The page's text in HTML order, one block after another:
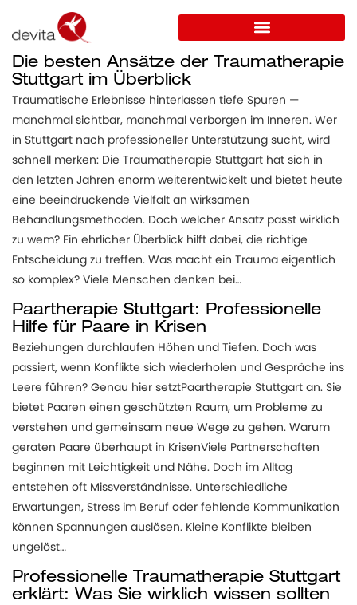
Die besten Ansätze der Traumatherapie
Stuttgart im Überblick
Traumatische Erlebnisse hinterlassen tiefe Spuren —
manchmal sichtbar, manchmal verborgen im Inneren. Wer
in Stuttgart nach professioneller Unterstützung sucht, wird
schnell merken: Die Traumatherapie Stuttgart hat sich in
den letzten Jahren enorm weiterentwickelt und bietet heute
eine beeindruckende Vielfalt an wirksamen
Behandlungsmethoden. Doch welcher Ansatz passt wirklich
zu wem? Ein ehrlicher Überblick hilft dabei, die richtige
Entscheidung zu treffen. Was macht ein Trauma eigentlich
so komplex? Viele Menschen denken bei…
Paartherapie Stuttgart: Professionelle
Hilfe für Paare in Krisen
Beziehungen durchlaufen Höhen und Tiefen. Doch was
passiert, wenn Konflikte sich wiederholen und Gespräche ins
Leere führen? Genau hier setztPaartherapie Stuttgart an. Sie
bietet Paaren einen geschützten Raum, um Probleme zu
verstehen und gemeinsam neue Wege zu gehen. Warum
geraten Paare überhaupt in KrisenViele Partnerschaften
beginnen mit Leichtigkeit und Nähe. Doch im Alltag
entstehen oft Missverständnisse. Unterschiedliche
Erwartungen, Stress im Beruf oder fehlende Kommunikation
können Spannungen auslösen. Kleine Konflikte bleiben
ungelöst…
Professionelle Traumatherapie Stuttgart
erklärt: Was Sie wirklich wissen sollten